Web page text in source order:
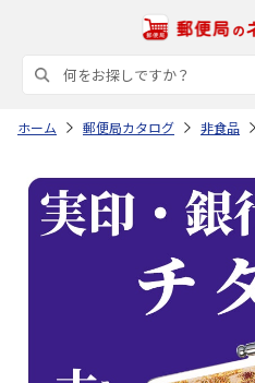
ホーム 郵便局カタログ 非食品